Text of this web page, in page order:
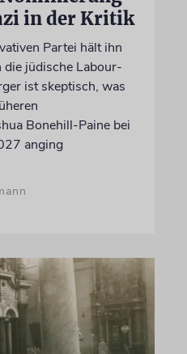
in der Kritik
Partei hält ihn
jüdische Labour-
ist skeptisch, was
Bonehill-Paine bei
anging